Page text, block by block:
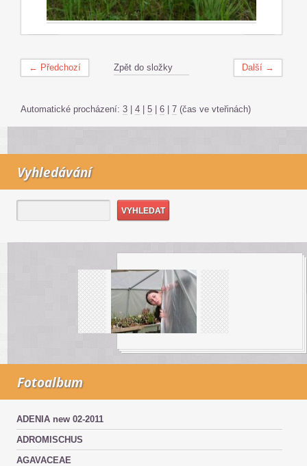
← Předchozí Další →
Zpět do složky
Automatické procházení: 3 4 5 6 7 (čas ve vteřinách)
Vyhledávání
Fotoalbum
ADENIA new 02-2011
ADROMISCHUS
AGAVACEAE